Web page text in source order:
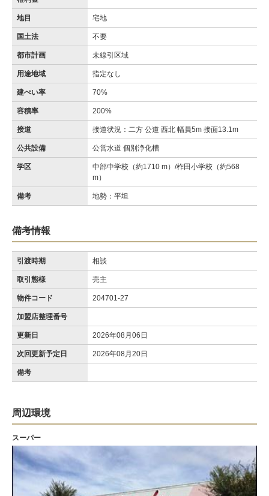
地目 宅地
国土法 不要
都市計画 未線引区域
用途地域 指定なし
建ぺい率 70%
容積率 200%
接道 接道状況：二方 公道 西北 幅員5m 接面13.1m
公共設備 公営水道 個別浄化槽
学区
中部中学校（約1710 m）/柞田小学校（約568
m）
備考 地勢：平坦
備考情報
引渡時期 相談
取引態様 売主
物件コード 204701-27
加盟店整理番号
更新日 2026年08月06日
次回更新予定日 2026年08月20日
備考
周辺環境
スーパー